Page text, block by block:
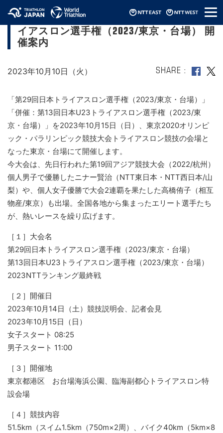
メ
ニ
ュ
日本トライアスロン選手権／日本U23トラ
イアスロン選手権（2023/東京・台場） 開
催案内
2023年10月10日（火） SHARE
「第29回日本トライアスロン選手権（2023/東京・台場）」
「併催：第13回日本U23トライアスロン選手権（2023/東
京・台場）」を2023年10月15日（日）、東京2020オリンピ
ック・パラリンピック競技大会トライアスロン競技の会場と
なった東京・台場にて開催します。
今大会は、先日行われた第19回アジア競技大会（2022/杭州）
個人男子で優勝したニナー賢治（NTT東日本・NTT西日本/山
梨）や、個人女子優勝で大会2連覇を果たした高橋侑子（相互
物産/東京）も出場。全国各地から集まったエリート選手たち
が、熱いレースを繰り広げます。
［１］大会名
第29回日本トライアスロン選手権（2023/東京・台場）
第13回日本U23トライアスロン選手権（2023/東京・台場）
2023NTTランキング最終戦
［２］開催日
2023年10月14日（土）競技説明会、記者会見
2023年10月15日（日）
女子スタート 08:25
男子スタート 11:00
［３］開催地
東京都港区 お台場海浜公園、臨海副都心トライアスロン特
設会場
［４］競技内容
51.5km（スイム1.5km（750m×2周）、バイク40km（5km×8